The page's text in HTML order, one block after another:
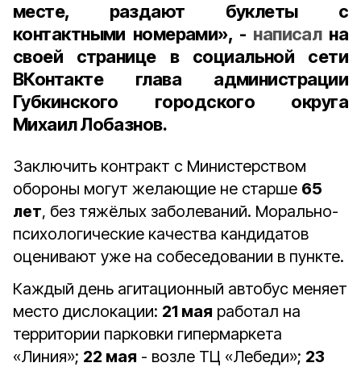
месте, раздают буклеты с
контактными номерами», - написална
своей странице в социальной сети
ВКонтакте глава администрации
Губкинского городского округа
Михаил Лобазнов.
Заключить контракт с Министерством
обороны могут желающие не старше 65
лет, без тяжёлых заболеваний. Морально-
психологические качества кандидатов
оценивают уже на собеседовании в пункте.
Каждый день агитационный автобус меняет
место дислокации: 21 мая работал на
территории парковки гипермаркета
«Линия»; 22 мая - возле ТЦ «Лебеди»; 23